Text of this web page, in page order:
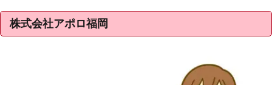
株式会社アポロ福岡